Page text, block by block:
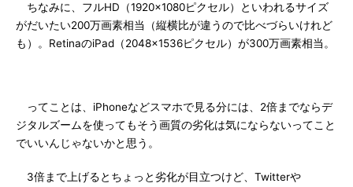
ちなみに、フルHD（1920×1080ピクセル）といわれるサイズ
がだいたい200万画素相当（縦横比が違うので比べづらいけれど
も）。RetinaのiPad（2048×1536ピクセル）が300万画素相当。
ってことは、iPhoneなどスマホで見る分には、2倍までならデ
ジタルズームを使ってもそう画質の劣化は気にならないってこと
でいいんじゃないかと思う。
3倍まで上げるとちょっと劣化が目立つけど、Twitterや